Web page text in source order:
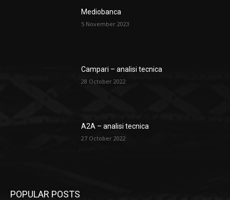
Mediobanca
5 November 2023
Campari – analisi tecnica
28 October 2022
A2A – analisi tecnica
27 October 2022
POPULAR POSTS